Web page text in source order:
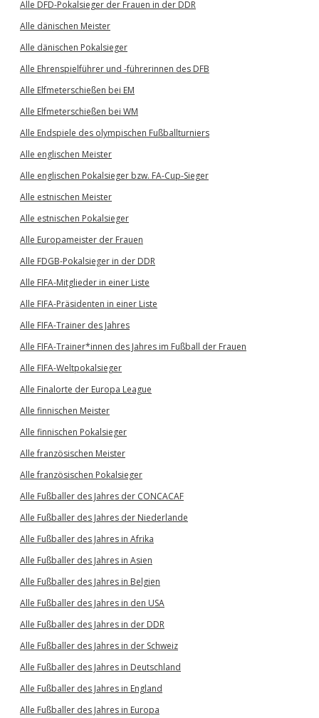
Alle DFD-Pokalsieger der Frauen in der DDR
Alle dänischen Meister
Alle dänischen Pokalsieger
Alle Ehrenspielführer und -führerinnen des DFB
Alle Elfmeterschießen bei EM
Alle Elfmeterschießen bei WM
Alle Endspiele des olympischen Fußballturniers
Alle englischen Meister
Alle englischen Pokalsieger bzw. FA-Cup-Sieger
Alle estnischen Meister
Alle estnischen Pokalsieger
Alle Europameister der Frauen
Alle FDGB-Pokalsieger in der DDR
Alle FIFA-Mitglieder in einer Liste
Alle FIFA-Präsidenten in einer Liste
Alle FIFA-Trainer des Jahres
Alle FIFA-Trainer*innen des Jahres im Fußball der Frauen
Alle FIFA-Weltpokalsieger
Alle Finalorte der Europa League
Alle finnischen Meister
Alle finnischen Pokalsieger
Alle französischen Meister
Alle französischen Pokalsieger
Alle Fußballer des Jahres der CONCACAF
Alle Fußballer des Jahres der Niederlande
Alle Fußballer des Jahres in Afrika
Alle Fußballer des Jahres in Asien
Alle Fußballer des Jahres in Belgien
Alle Fußballer des Jahres in den USA
Alle Fußballer des Jahres in der DDR
Alle Fußballer des Jahres in der Schweiz
Alle Fußballer des Jahres in Deutschland
Alle Fußballer des Jahres in England
Alle Fußballer des Jahres in Europa